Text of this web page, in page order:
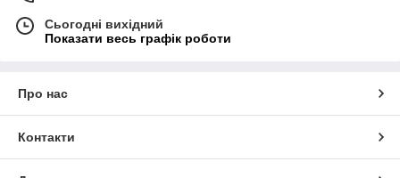
Сьогодні вихідний
Показати весь графік роботи
Про нас
Контакти